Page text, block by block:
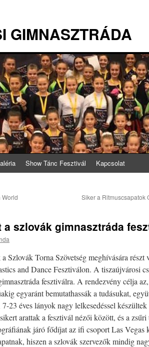
GIMNASZTRÁDA
Show Tánc Fesztivál Kapcsolat
Siker a Ritmuscsapatok
szlovák gimnasztráda
Szlovák Torna Szövetség meghívására részt
and Dance Fesztiválon. A tiszaújvárosi
fesztiválra. A rendezvény célja
egyaránt bemutathassák a tudásukat,
23 éves lányok nagy lelkesedéssel
arattak a fesztivál nézői között, és a zsűri
járó fődíjat az ifi csoport Las Vegas
hiszen a szlovák szervezők mindig